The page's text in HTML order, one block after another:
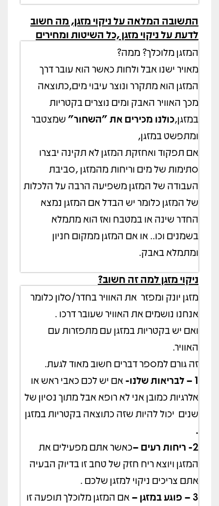
התשובה המלאה על ניקוי מזגן, מה חשוב
לדעת על ניקוי מזגן ,כל השיטות ומחירים
המזגן מלוכלך? ממה?
מאויר ישנו אבל ולחות כאשר הוא עובר דרך
המזגן הוא מתקרר ונוצר עיבוי מים,כתוצאה
מכך האוויר האבק ומים נוצרים בקטריות
במזגן,כולנו מכירים את "השחור" שמצטבר
ומתפשט במזגן,
אם תפקוד ואחזקת המזגן לא תקינה יבצרו
סתימות של מים וריחות מהמזגן ,סביבת
העבודה של המזגן משפיעה הרבה על הלכלות
של המזגן כלומר יש הבדל אם המזגן נמצא
החדר שינה או במטבח ואז הוא מתמלא
בשמנים וכו.. או אם המזגן ממקום חניון
ומתמלא באבק.
ניקוי מזגן למה זה חשוב?
מזגן יונק ומפזר את האוויר בחדר/סלון כלומר
אנחנו נושמים את האוויר שעובר דרכו .
ואם יש בקטריות במזגן עם מתפזרות עם
האוויר.
זה גורם למספר דברים חשוב מאוד לגעת.
1 – לבריאות שלנו-
אם יש לכם כאבי ראש או
אלרגיות כמובן אני לא רופא אבל מתוך נסיון של
שנים יכול להיות שזה כתוצאה בקטריות במזגן
.
2- ריחות רעים –
כאשר אתם מפעילים את
המזגן ויוצא ריח חזק של טחב זו בדיוק הבעיה
אתם צריכים ניקוי למזגן שלכם .
3 – פוגע במזגן –
אם המזגן מלוכלך תופעה זו